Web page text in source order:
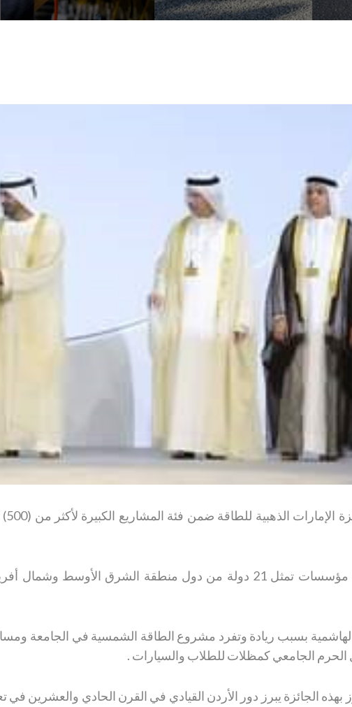
وتنافست الجامعة مع 210 مؤسسات تمثل 21 دولة من دول منطقة الشرق
الهاشمية بسبب ريادة وتفرد مشروع الطاقة الشمسية في الجامعة
الجامعي كمظلات للطلاب والسيارات .
بهذه الجائزة يبرز دور الأردن القيادي في القرن الحادي والعشرين